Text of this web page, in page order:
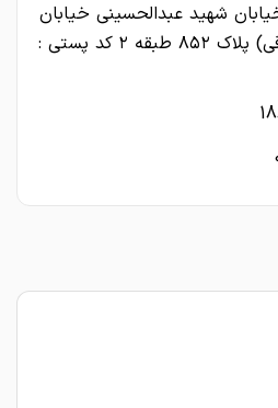
شهید عبدالحسینی خیابان
شهید مجیدی(چهارم شرقی) پلاک ۸۵۲ طبقه ۲ کد پستی :